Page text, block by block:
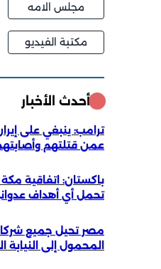
مجلس الامه
مكتبة الفيديو
أحدث الأخبار
ترامب: ينبغي على
عمن قتلتهم وأصابتهم
باكستان: اتفاقية مكة
تحمل أي أهداف
مصر تحيل جميع
المحمول إلى النيابة